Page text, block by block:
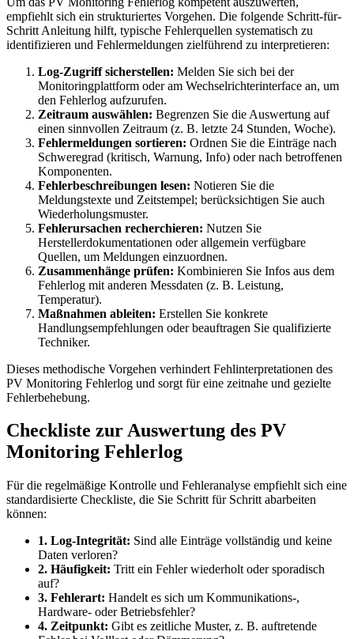
empfiehlt sich ein strukturiertes Vorgehen. Die folgende Schritt-für-
Schritt Anleitung hilft, typische Fehlerquellen systematisch zu
identifizieren und Fehlermeldungen zielführend zu interpretieren:
Log-Zugriff sicherstellen: Melden Sie sich bei der
Monitoringplattform oder am Wechselrichterinterface an, um
den Fehlerlog aufzurufen.
Zeitraum auswählen: Begrenzen Sie die Auswertung auf
einen sinnvollen Zeitraum (z. B. letzte 24 Stunden, Woche).
Fehlermeldungen sortieren: Ordnen Sie die Einträge nach
Schweregrad (kritisch, Warnung, Info) oder nach betroffenen
Komponenten.
Fehlerbeschreibungen lesen: Notieren Sie die
Meldungstexte und Zeitstempel; berücksichtigen Sie auch
Wiederholungsmuster.
Fehlerursachen recherchieren: Nutzen Sie
Herstellerdokumentationen oder allgemein verfügbare
Quellen, um Meldungen einzuordnen.
Zusammenhänge prüfen: Kombinieren Sie Infos aus dem
Fehlerlog mit anderen Messdaten (z. B. Leistung,
Temperatur).
Maßnahmen ableiten: Erstellen Sie konkrete
Handlungsempfehlungen oder beauftragen Sie qualifizierte
Techniker.
Dieses methodische Vorgehen verhindert Fehlinterpretationen des
PV Monitoring Fehlerlog und sorgt für eine zeitnahe und gezielte
Fehlerbehebung.
Checkliste zur Auswertung des PV
Monitoring Fehlerlog
Für die regelmäßige Kontrolle und Fehleranalyse empfiehlt sich eine
standardisierte Checkliste, die Sie Schritt für Schritt abarbeiten
können:
1. Log-Integrität: Sind alle Einträge vollständig und keine
Daten verloren?
2. Häufigkeit: Tritt ein Fehler wiederholt oder sporadisch
auf?
3. Fehlerart: Handelt es sich um Kommunikations-,
Hardware- oder Betriebsfehler?
4. Zeitpunkt: Gibt es zeitliche Muster, z. B. auftretende